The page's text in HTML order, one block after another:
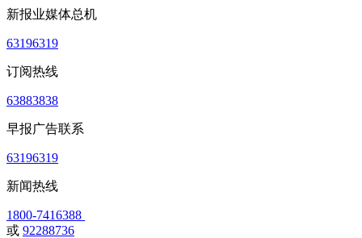
新报业媒体总机
63196319
订阅热线
63883838
早报广告联系
63196319
新闻热线
1800-7416388
或 92288736